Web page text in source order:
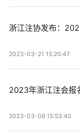
浙江注协发布：
2023-03-21 15:20:47
2023年浙江注会报
2023-03-06 15:53:40